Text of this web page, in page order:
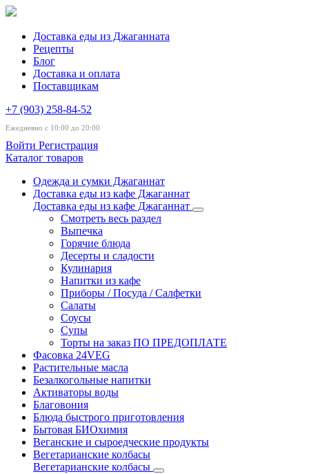
Доставка еды из Джаганната
Рецепты
Блог
Доставка и оплата
Поставщикам
+7 (903) 258-84-52
Ежедневно с 10:00 до 20:00
Войти Регистрация
Каталог товаров
Одежда и сумки Джаганнат
Доставка еды из кафе Джаганнат
Доставка еды из кафе Джаганнат
Смотреть весь раздел
Выпечка
Горячие блюда
Десерты и сладости
Кулинария
Напитки из кафе
Приборы / Посуда / Салфетки
Салаты
Соусы
Супы
Торты на заказ ПО ПРЕДОПЛАТЕ
Фасовка 24VEG
Растительные масла
Безалкогольные напитки
Активаторы воды
Благовония
Блюда быстрого приготовления
Бытовая БИОхимия
Веганские и сыроедческие продукты
Вегетарианские колбасы
Вегетарианские колбасы